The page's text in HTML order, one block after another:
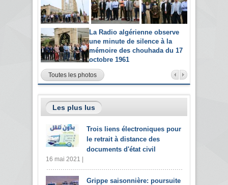
La Radio algérienne observe
une minute de silence à la
mémoire des chouhada du 17
octobre 1961
Toutes les photos
Les plus lus
Trois liens électroniques pour
le retrait à distance des
documents d'état civil
16 mai 2021 |
Grippe saisonnière: poursuite